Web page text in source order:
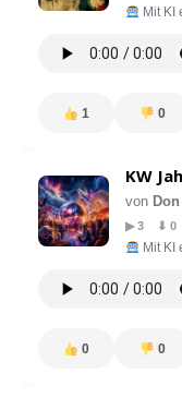
Mit KI
1 0
KW
von
▶ 3 ⬇ 0
Mit KI
0 0